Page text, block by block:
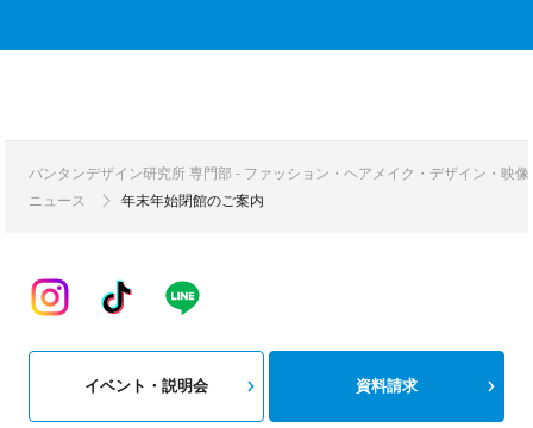
バンタンデザイン研究所 専門部 - ファッション・ヘアメイク・デザイン・映
ニュース
年末年始閉館のご案内
イベント・説明会 資料請求